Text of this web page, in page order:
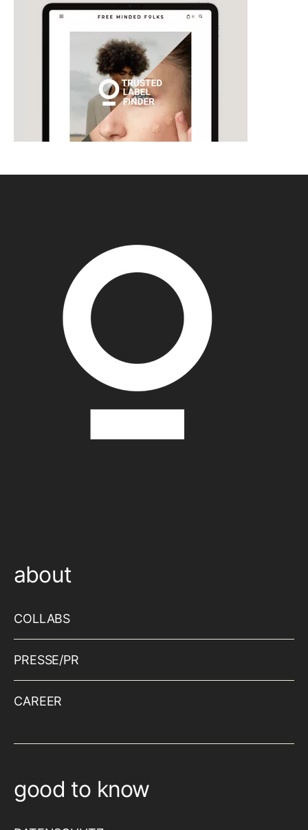
about
COLLABS
PRESSE/PR
CAREER
good to know